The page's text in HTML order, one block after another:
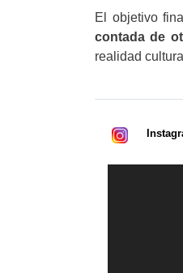
El objetivo
contada de
realidad